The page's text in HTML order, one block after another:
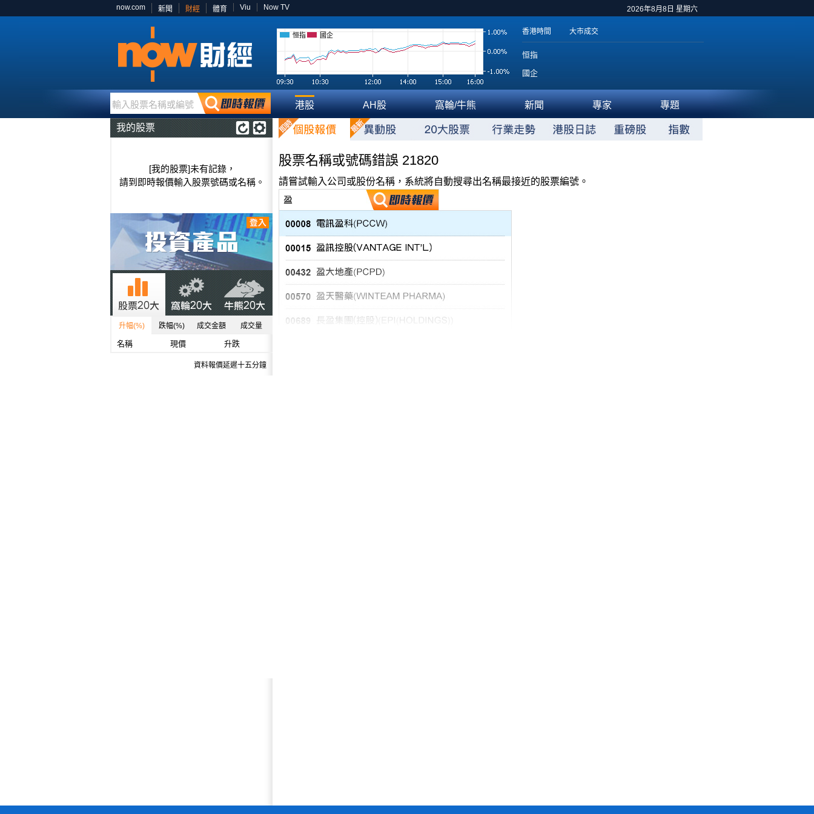
2026年8月8日 星期六
now.com 新聞 財經 體育 Viu Now TV
恒指 國企 香港時間 大市成交
恒指
國企
輸入股票名稱或編號 港股 AH股 窩輪/牛熊 新聞 專家 專題
我的股票
[我的股票]未有記錄，
請到即時報價輸入股票號碼或名稱。
升幅(%) 跌幅(%) 成交金額 成交量
名稱 現價 升跌
資料報價延遲十五分鐘
股票名稱或號碼錯誤 21820
請嘗試輸入公司或股份名稱，系統將自動搜尋出名稱最接近的股票編號。